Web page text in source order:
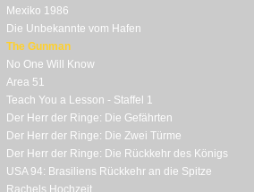
Mexiko 1986
Die Unbekannte vom Hafen
The Gunman
No One Will Know
Area 51
Teach You a Lesson - Staffel 1
Der Herr der Ringe: Die Gefährten
Der Herr der Ringe: Die Zwei Türme
Der Herr der Ringe: Die Rückkehr des Königs
USA 94: Brasiliens Rückkehr an die Spitze
Rachels Hochzeit